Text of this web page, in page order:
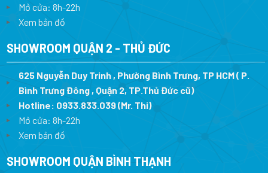
Mở cửa: 8h-22h
Xem bản đồ
SHOWROOM QUẬN 2 - THỦ ĐỨC
625 Nguyễn Duy Trinh , Phường Bình Trưng, TP HCM ( P.
Bình Trưng Đông , Quận 2, TP.Thủ Đức cũ)
Hotline: 0933.833.039(Mr. Thi)
Mở cửa: 8h-22h
Xem bản đồ
SHOWROOM QUẬN BÌNH THẠNH